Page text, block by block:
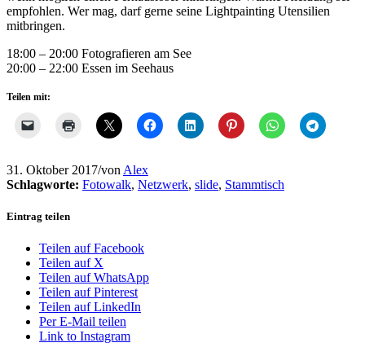
empfohlen. Wer mag, darf gerne seine Lightpainting Utensilien
mitbringen.
18:00 – 20:00 Fotografieren am See
20:00 – 22:00 Essen im Seehaus
Teilen mit:
31. Oktober 2017/von Alex
Schlagworte: Fotowalk, Netzwerk, slide, Stammtisch
Eintrag teilen
Teilen auf Facebook
Teilen auf X
Teilen auf WhatsApp
Teilen auf Pinterest
Teilen auf LinkedIn
Per E-Mail teilen
Link to Instagram